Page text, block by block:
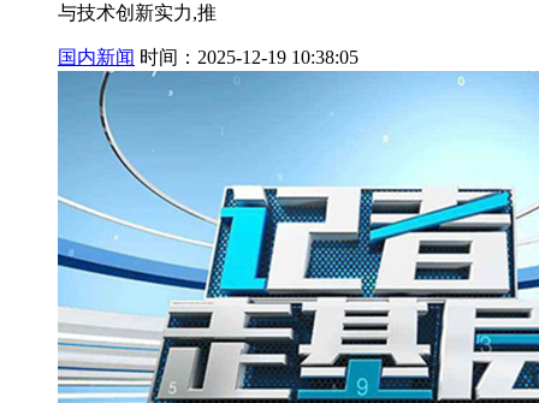
与技术创新实力,推
国内新闻 时间：2025-12-19 10:38:05